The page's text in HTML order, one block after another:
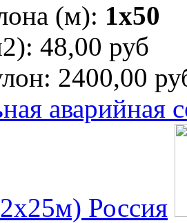
(м): 1х50
48,00 руб
2400,00
аварийная
Россия